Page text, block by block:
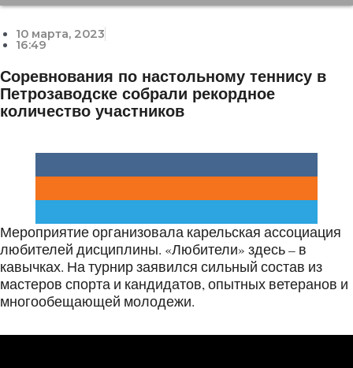
10 марта, 2023
16:49
Соревнования по настольному теннису в
Петрозаводске собрали рекордное
количество участников
Мероприятие организовала карельская ассоциация
любителей дисциплины. «Любители» здесь – в
кавычках. На турнир заявился сильный состав из
мастеров спорта и кандидатов, опытных ветеранов и
многообещающей молодежи.